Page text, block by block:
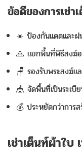
ข้อดีของการเช่
☀️ ป้องกันแดดและฝ
🙏 แยกพื้นที่พิธีสงฆ์อ
🪑 รองรับพระสงฆ์แ
🎪 จัดพื้นที่เป็นระเบี
💰 ประหยัดกว่าการส
เช่าเต็นท์ผ้าใ